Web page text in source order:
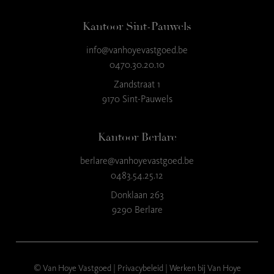
Kantoor Sint-Pauwels
info@vanhoyevastgoed.be
0470.30.20.10
Zandstraat 1
9170 Sint-Pauwels
Kantoor Berlare
berlare@vanhoyevastgoed.be
0483.54.25.12
Donklaan 263
9290 Berlare
© Van Hoye Vastgoed | Privacybeleid| Werken bij Van Hoye